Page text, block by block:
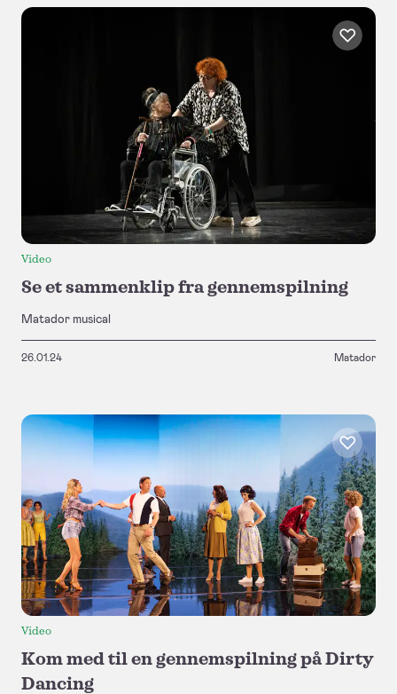
Video
Se et sammenklip fra gennemspilning
Matador musical
26.01.24 Matador
Video
Kom med til en gennemspilning på Dirty
Dancing